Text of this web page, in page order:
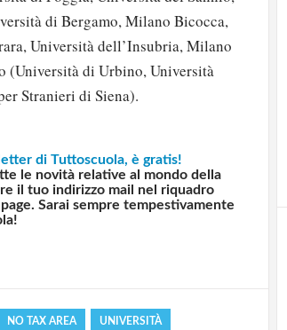
di Bergamo, Milano Bicocca,
Università dell’Insubria, Milano
(Università di Urbino, Università
Stranieri di Siena).
di Tuttoscuola, è gratis!
le novità relative al mondo della
il tuo indirizzo mail nel riquadro
Sarai sempre tempestivamente
NO TAX AREA UNIVERSITÀ
commentare!